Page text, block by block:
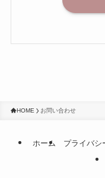
HOME お問い合わせ
ホーム プライバシ